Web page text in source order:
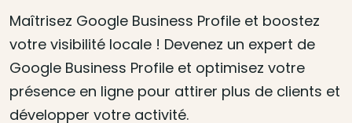
Maîtrisez Google Business Profile et boostez
votre visibilité locale ! Devenez un expert de
Google Business Profile et optimisez votre
présence en ligne pour attirer plus de clients et
développer votre activité.